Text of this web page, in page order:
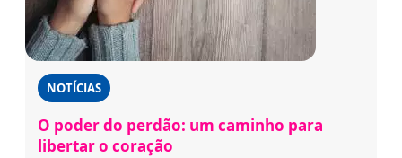
NOTÍCIAS
O poder do perdão: um caminho para
libertar o coração